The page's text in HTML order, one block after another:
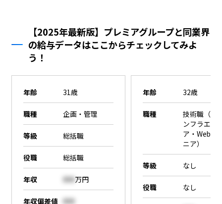
【2025年最新版】プレミアグループと同業界
の給与データはここからチェックしてみよ
う！
年齢 31歳
職種 企画・管理
等級 総括職
役職 総括職
年収 000万円
年収偏差値 000
年齢 32歳
職種
技術職（SE
ンフラエン
ア・Webエ
ニア）
等級 なし
役職 なし